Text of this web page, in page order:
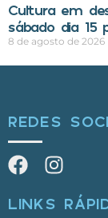
Cultura em
sábado dia 15
8 de agosto de 2026
REDES
LINKS